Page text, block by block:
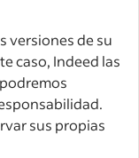
versiones de su
caso, Indeed las
sus propias